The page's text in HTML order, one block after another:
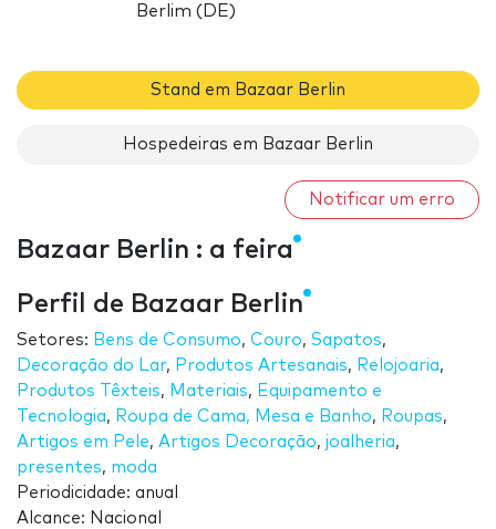
Berlim (DE)
Stand em Bazaar Berlin
Hospedeiras em Bazaar Berlin
Notificar um erro
Bazaar Berlin : a feira
Perfil de Bazaar Berlin
Setores: Bens de Consumo, Couro, Sapatos,
Decoração do Lar, Produtos Artesanais, Relojoaria,
Produtos Têxteis, Materiais, Equipamento e
Tecnologia, Roupa de Cama, Mesa e Banho, Roupas,
Artigos em Pele, Artigos Decoração, joalheria,
presentes, moda
Periodicidade: anual
Alcance: Nacional